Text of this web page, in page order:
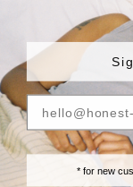
* for new